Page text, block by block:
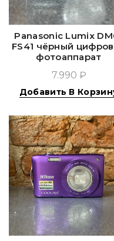
Panasonic Lumix
FS41 чёрный
фотоаппарат
7.990 ₽
Добавить В